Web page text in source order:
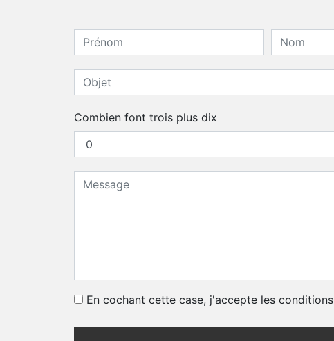
Combien font trois plus dix
En cochant cette case, j'accepte les